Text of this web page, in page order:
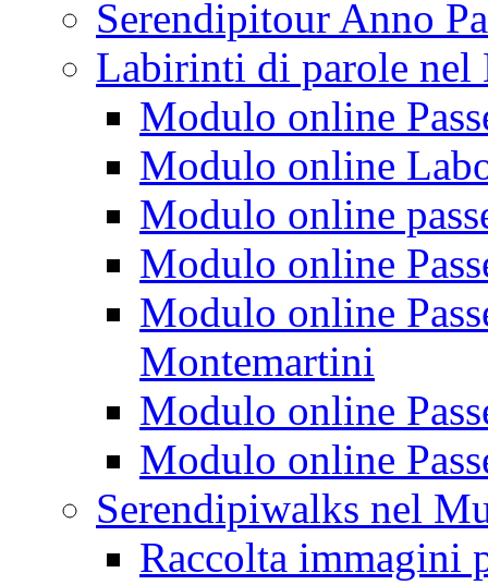
Serendipitour Anno
Labirinti di parole
Modulo online
Modulo online
Modulo online
Modulo online
Modulo online
Montemartini
Modulo online
Modulo online
Serendipiwalks nel
Raccolta immagini